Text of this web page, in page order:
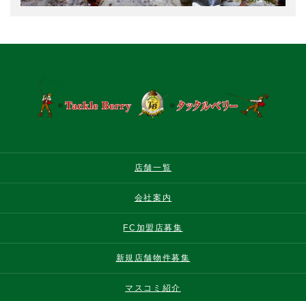
店舗一覧
会社案内
FC加盟店募集
新規店舗物件募集
マスコミ紹介